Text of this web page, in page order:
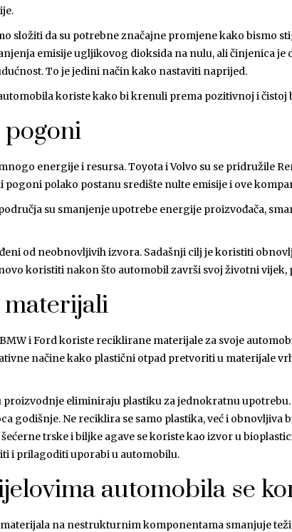
složiti da su potrebne značajne promjene kako bismo
emisije ugljikovog dioksida na nulu, ali činjenica
To je jedini način kako nastaviti naprijed.
koriste kako bi krenuli prema pozitivnoj i čistoj
energije i resursa. Toyota i Volvo su se pridružile
polako postanu središte nulte emisije i ove
su smanjenje upotrebe energije proizvođača,
od neobnovljivih izvora. Sadašnji cilj je koristiti
koristiti nakon što automobil završi svoj životni vijek,
i Ford koriste reciklirane materijale za svoje
načine kako plastični otpad pretvoriti u materijale
proizvodnje eliminiraju plastiku za jednokratnu
godišnje. Ne reciklira se samo plastika, već i obnovljiva
trske i biljke agave se koriste kao izvor u
i prilagoditi uporabi u automobilu.
automobila se
na nestrukturnim komponentama smanjuje